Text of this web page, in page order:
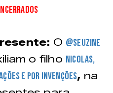
O @seuzine
o filho Nicolas,
e por invenções, na